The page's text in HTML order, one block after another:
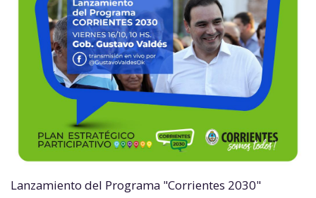
Lanzamiento del Programa "Corrientes 2030"